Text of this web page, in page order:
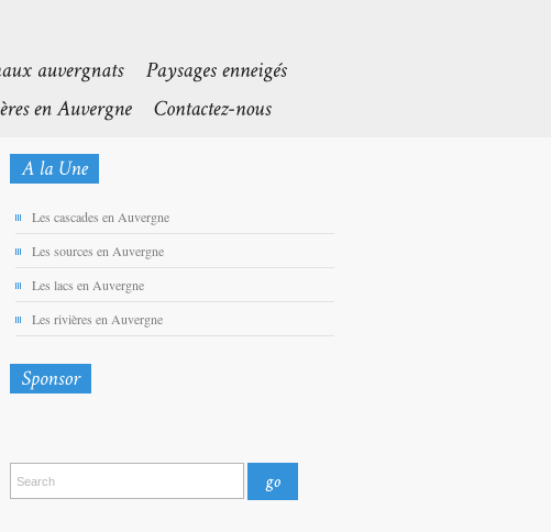
Les cascades en Auvergne
Les sources en Auvergne
Les lacs en Auvergne
Les rivières en Auvergne